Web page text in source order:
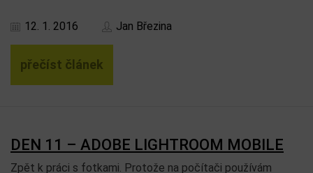
12. 1. 2016 Jan Březina
přečíst článek
DEN 11 – ADOBE LIGHTROOM MOBILE
Zpět k práci s fotkami. Protože na počítači používám